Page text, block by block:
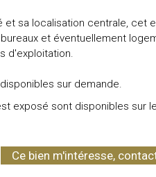
sa localisation centrale,
et éventuellement
d'exploitation.
sur demande.
exposé sont disponibles sur
Ce bien m'intéresse,